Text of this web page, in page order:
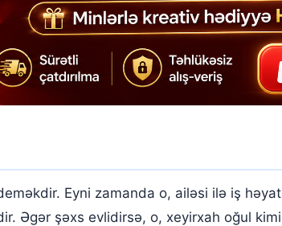
Eyni zamanda o, ailəsi ilə iş
Əgər şəxs evlidirsə, o, xeyirxah oğul